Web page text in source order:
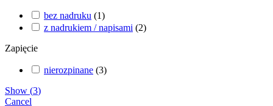
bez nadruku (1)
z nadrukiem / napisami (2)
Zapięcie
nierozpinane (3)
Show (3)
Cancel